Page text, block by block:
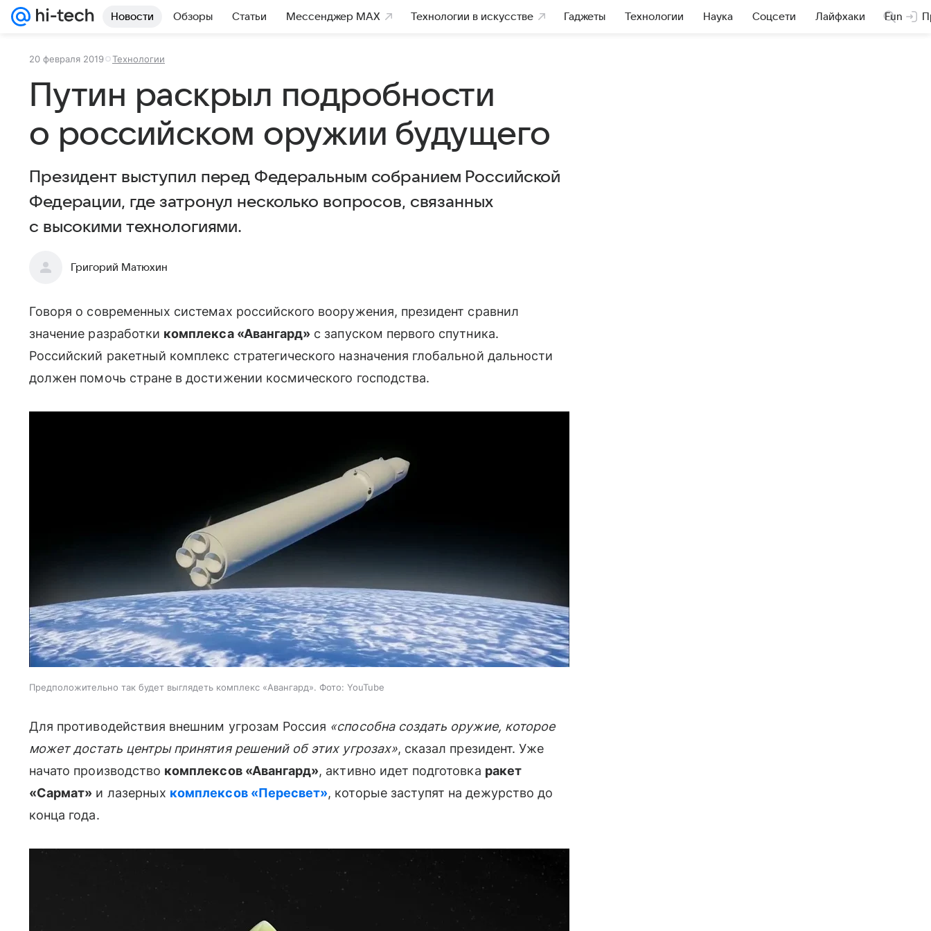
Новости Обзоры Статьи Мессенджер MAX Технологии в искусстве Гаджеты Технологии Наука Соцсети Лайфхаки Fun
20 февраля 2019 Технологии
Путин раскрыл подробности
о российском оружии будущего
Президент выступил перед Федеральным собранием Российской
Федерации, где затронул несколько вопросов, связанных
с высокими технологиями.
Григорий Матюхин
Говоря о современных системах российского вооружения, президент сравнил
значение разработки комплекса «Авангард» с запуском первого спутника.
Российский ракетный комплекс стратегического назначения глобальной дальности
должен помочь стране в достижении космического господства.
Предположительно так будет выглядеть комплекс «Авангард». Фото: YouTube
Для противодействия внешним угрозам Россия «способна создать оружие, которое
может достать центры принятия решений об этих угрозах», сказал президент. Уже
начато производство комплексов «Авангард», активно идет подготовка ракет
«Сармат» и лазерных комплексов «Пересвет», которые заступят на дежурство до
конца года.